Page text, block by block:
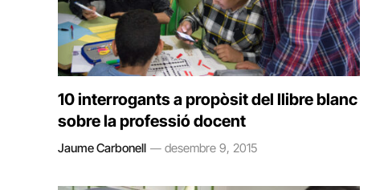
10 interrogants a propòsit del llibre blanc
sobre la professió docent
Jaume Carbonell desembre 9, 2015